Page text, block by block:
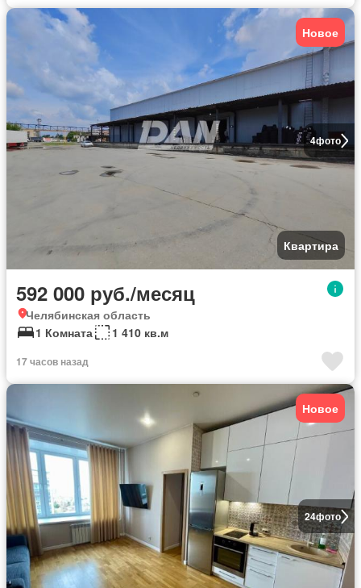
4фото
Новое
Квартира
592 000 руб./месяц
Челябинская область
1 Комната
1 410 кв.м
17 часов назад
24фото
Новое